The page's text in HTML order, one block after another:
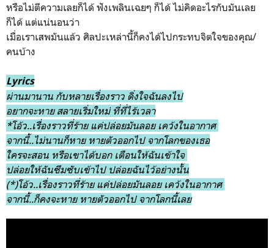
หรือไม่ตีความเลยก็ได้ ฟังเพลินเฉยๆ ก็ได้ ไม่คิดอะไรกับมันเลย
ก็ได้ แต่แน่นอนว่า
เมื่อเราเสพมันแล้ว ศิลปะเหล่านี้ก็คงได้ไปกระทบจิตใจของคุณ/
คนบ้าง
Lyrics
ผ่านมานาน กับหลายเรื่องราว ดิ่งใจฉันลงไป
อยากจะหาย สลายเริ่มใหม่ ที่ที่ไร้เวลา
*โอ้ว..เรื่องราวที่ร้าย แค่ปล่อยมันลอย เคว้งในอากาศ
จากนี้..ไม่นานก็หาย หายตัวออกไป จากโลกของเธอ
ใครจะสอน หรือเขาได้บอก เตือนให้ฉันเข้าใจ
ปล่อยให้ฉันซึมซับเข้าไป ปล่อยฉันไว้อย่างนั้น
(*)โอ้ว..เรื่องราวที่ร้าย แค่ปล่อยมันลอย เคว้งในอากาศ
จากนี้..ก็คงจะหาย หายตัวออกไป จากโลกนี้เลย